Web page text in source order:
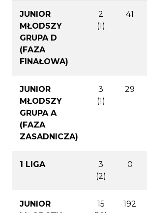
JUNIOR
MŁODSZY
GRUPA D
(FAZA
FINAŁOWA)
2
(1)
41
JUNIOR
MŁODSZY
GRUPA A
(FAZA
ZASADNICZA)
3
(1)
29
1 LIGA
3
(2)
0
JUNIOR
15
192